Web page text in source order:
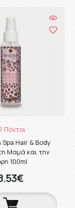
Πόντοι
Hair & Body
Μαμά και την
100ml